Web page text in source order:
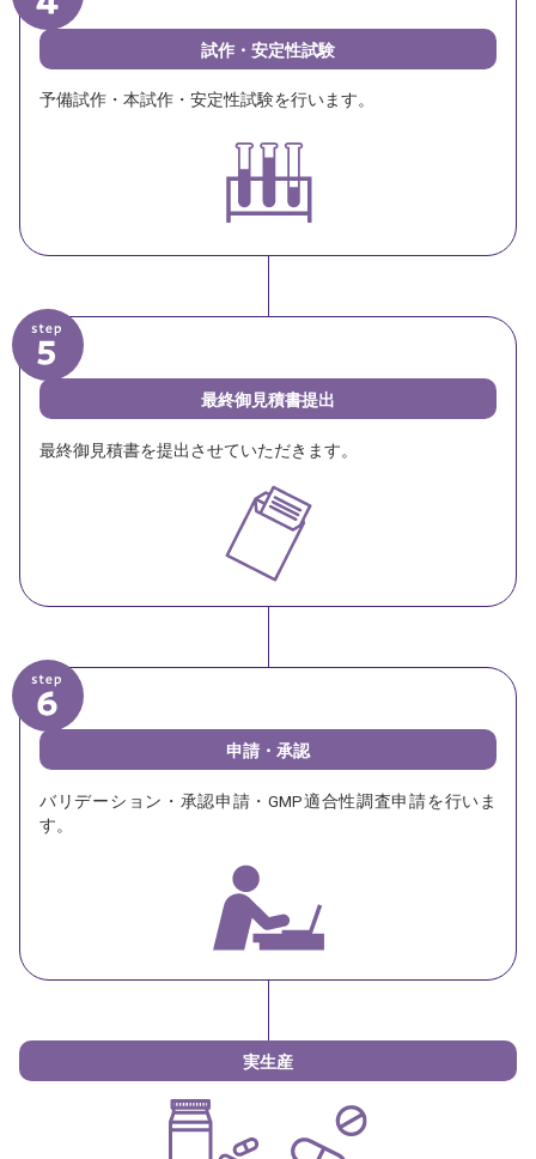
試作・安定性試験
予備試作・本試作・安定性試験を行います。
最終御見積書提出
最終御見積書を提出させていただきます。
申請・承認
バリデーション・承認申請・GMP適合性調査申請を行いま
す。
実生産